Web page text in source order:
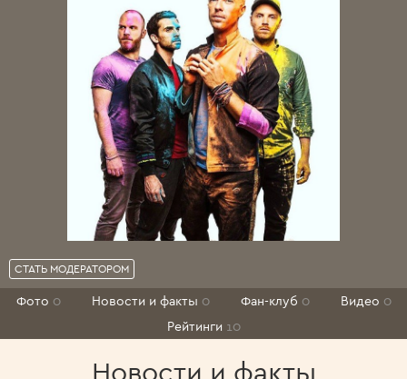
СТАТЬ МОДЕРАТОРОМ
Фото 0 Новости и факты 0 Фан-клуб 0 Видео 0
Рейтинги 10
Новости и факты